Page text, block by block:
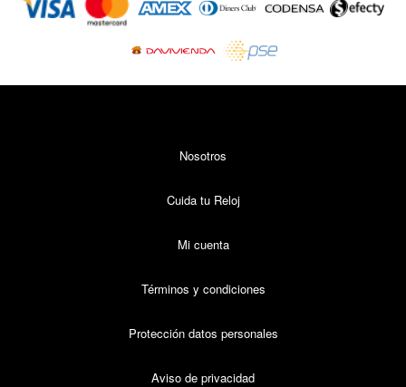
de
Nosotros
Cuida tu Reloj
Mi cuenta
Términos y condiciones
Protección datos personales
Aviso de privacidad